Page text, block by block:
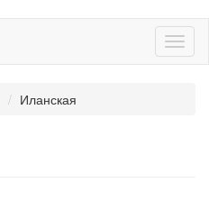
Иланская